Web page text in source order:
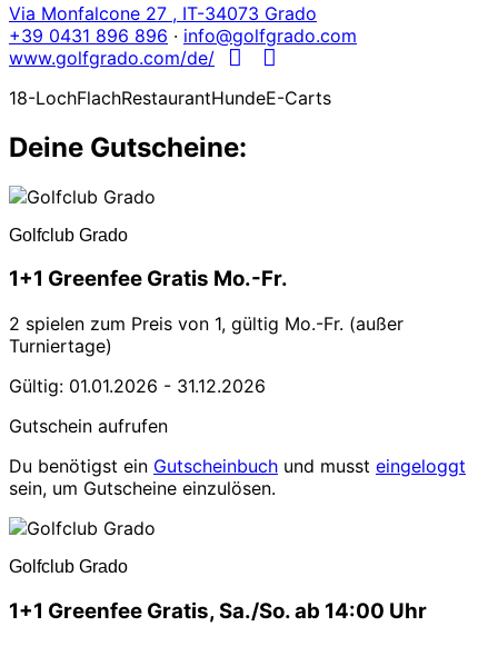
Via Monfalcone 27 , IT-34073 Grado
+39 0431 896 896 · info@golfgrado.com
www.golfgrado.com/de/
18-LochFlachRestaurantHundeE-Carts
Deine Gutscheine:
Golfclub Grado
1+1 Greenfee Gratis Mo.-Fr.
2 spielen zum Preis von 1, gültig Mo.-Fr. (außer
Turniertage)
Gültig: 01.01.2026 - 31.12.2026
Gutschein aufrufen
Du benötigst ein Gutscheinbuch und musst eingeloggt
sein, um Gutscheine einzulösen.
Golfclub Grado
1+1 Greenfee Gratis, Sa./So. ab 14:00 Uhr